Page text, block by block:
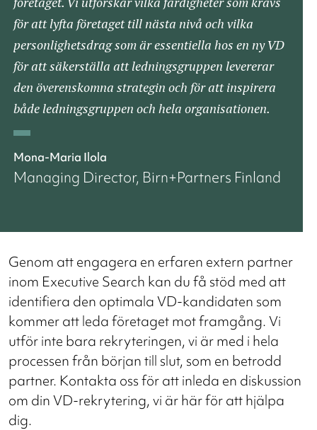
för att lyfta företaget till nästa nivå och vilka
personlighetsdrag som är essentiella hos en ny VD
för att säkerställa att ledningsgruppen levererar
den överenskomna strategin och för att inspirera
både ledningsgruppen och hela organisationen.
Mona-Maria Ilola
Managing Director, Birn+Partners Finland
Genom att engagera en erfaren extern partner
inom Executive Search kan du få stöd med att
identifiera den optimala VD-kandidaten som
kommer att leda företaget mot framgång. Vi
utför inte bara rekryteringen, vi är med i hela
processen från början till slut, som en betrodd
partner. Kontakta oss för att inleda en diskussion
om din VD-rekrytering, vi är här för att hjälpa
dig.